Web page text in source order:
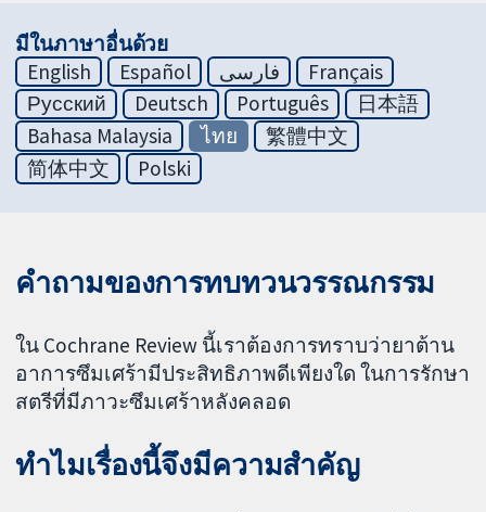
มีในภาษาอื่นด้วย
English
Español فارسی
Français
Русский
Deutsch Português
日本語
Bahasa Malaysia
ไทย
繁體中文
简体中文
Polski
คำถามของการทบทวนวรรณกรรม
ใน Cochrane Review นี้เราต้องการทราบว่ายาต้าน
อาการซึมเศร้ามีประสิทธิภาพดีเพียงใด ในการรักษา
สตรีที่มีภาวะซึมเศร้าหลังคลอด
ทำไมเรื่องนี้จึงมีความสำคัญ